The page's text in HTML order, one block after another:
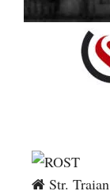
Str.